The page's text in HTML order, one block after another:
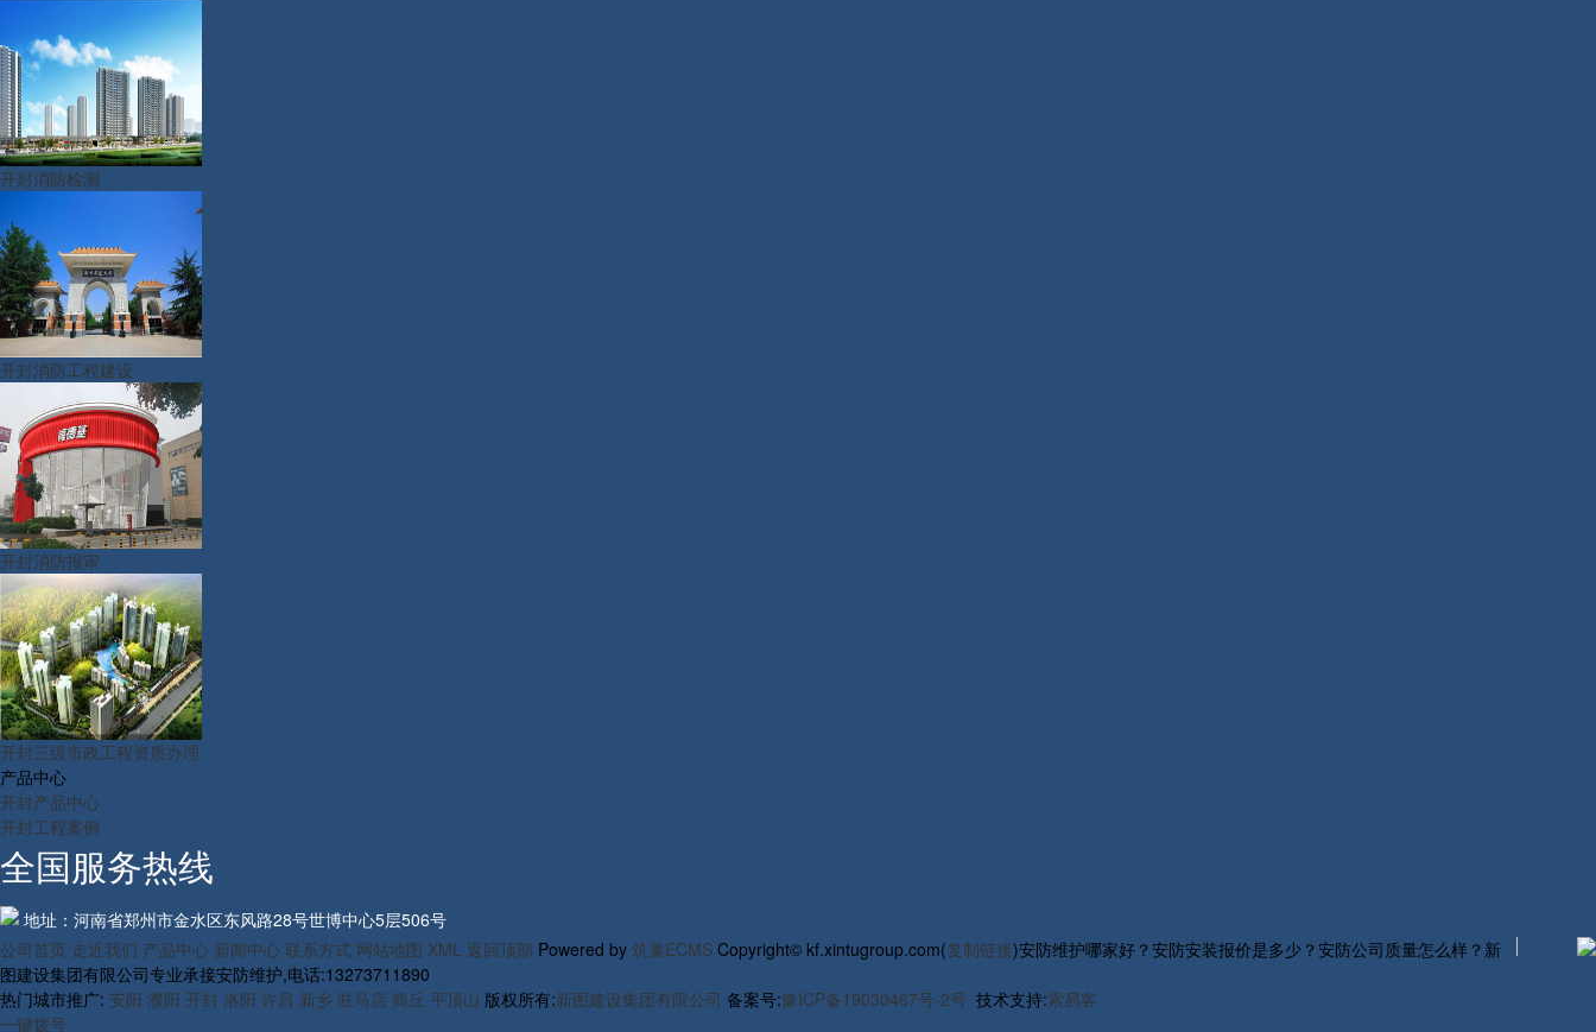
开封消防检测
开封消防工程建设
开封消防报审
开封三级市政工程资质办理
产品中心
开封产品中心
开封工程案例
全国服务热线
地址：河南省郑州市金水区东风路28号世博中心5层506号
公司首页 走近我们 产品中心 新闻中心 联系方式 网站地图 XML 返回顶部 Powered by 筑巢ECMS Copyright© kf.xintugroup.com(复制链接)安防维护哪家好？安防安装报价是多少？安防公司质量怎么样？新
图建设集团有限公司专业承接安防维护,电话:13273711890
热门城市推广: 安阳 濮阳 开封 洛阳 许昌 新乡 驻马店 商丘 平顶山 版权所有:新图建设集团有限公司 备案号:豫ICP备19030467号-2号 技术支持:索易客
一键拨号